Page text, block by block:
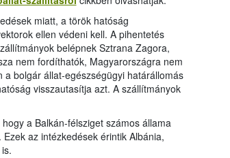
miatt, a török hatóság
ellen védeni kell. A pihentetés
belépnek Sztrana Zagora,
nem fordíthatók, Magyarországra nem
bolgár állat-egészségügyi határállomás
visszautasítja azt. A szállítmányok
a Balkán-félsziget számos állama
az intézkedések érintik Albánia,